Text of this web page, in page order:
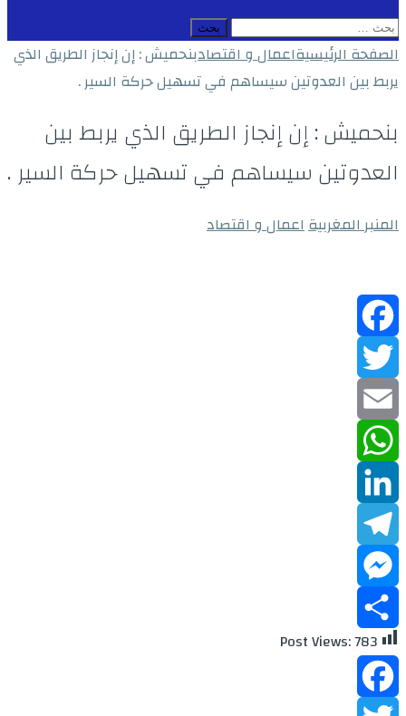
البحث
عن:
الصفحة الرئيسيةاعمال و اقتصادبنحميش : إن إنجاز الطريق الذي
يربط بين العدوتين سيساهم في تسهيل حركة السير .
بنحميش : إن إنجاز الطريق الذي يربط بين
العدوتين سيساهم في تسهيل حركة السير .
المنبر المغربيةاعمال و اقتصاد
Facebook
Twitter
Email
WhatsApp
LinkedIn
Telegram
Messenger
Share
Post Views:783